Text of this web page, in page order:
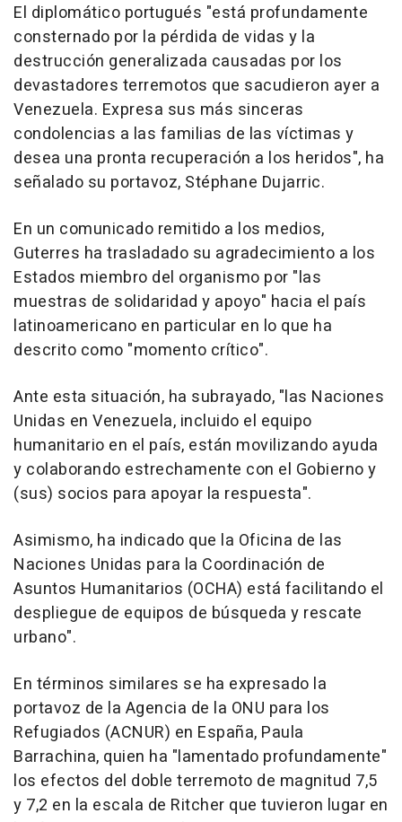
El diplomático portugués "está profundamente
consternado por la pérdida de vidas y la
destrucción generalizada causadas por los
devastadores terremotos que sacudieron ayer a
Venezuela. Expresa sus más sinceras
condolencias a las familias de las víctimas y
desea una pronta recuperación a los heridos", ha
señalado su portavoz, Stéphane Dujarric.
En un comunicado remitido a los medios,
Guterres ha trasladado su agradecimiento a los
Estados miembro del organismo por "las
muestras de solidaridad y apoyo" hacia el país
latinoamericano en particular en lo que ha
descrito como "momento crítico".
Ante esta situación, ha subrayado, "las Naciones
Unidas en Venezuela, incluido el equipo
humanitario en el país, están movilizando ayuda
y colaborando estrechamente con el Gobierno y
(sus) socios para apoyar la respuesta".
Asimismo, ha indicado que la Oficina de las
Naciones Unidas para la Coordinación de
Asuntos Humanitarios (OCHA) está facilitando el
despliegue de equipos de búsqueda y rescate
urbano".
En términos similares se ha expresado la
portavoz de la Agencia de la ONU para los
Refugiados (ACNUR) en España, Paula
Barrachina, quien ha "lamentado profundamente"
los efectos del doble terremoto de magnitud 7,5
y 7,2 en la escala de Ritcher que tuvieron lugar en